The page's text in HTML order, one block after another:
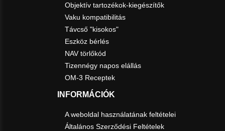
Objektív tartozékok-kiegészítők
Vaku kompatibilitás
Távcső "kisokos"
Eszköz bérlés
NAV törlőkód
Tizennégy napos elállás
OM-3 Receptek
INFORMÁCIÓK
A weboldal használatának feltételei
Általános Szerződési Feltételek